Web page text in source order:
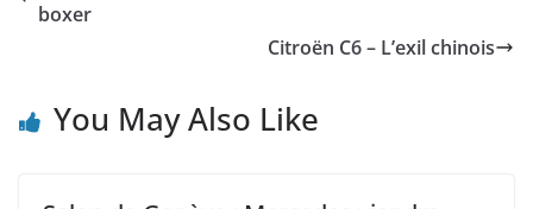
boxer
Citroën C6 – L’exil chinois
You May Also Like